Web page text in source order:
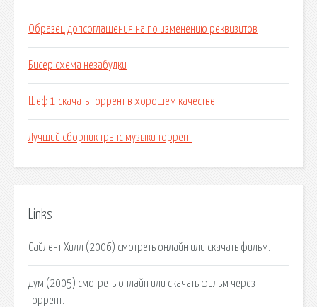
Образец допсоглашения на по изменению реквизитов
Бисер схема незабудки
Шеф 1 скачать торрент в хорошем качестве
Лучший сборник транс музыки торрент
Links
Сайлент Хилл (2006) смотреть онлайн или скачать фильм.
Дум (2005) смотреть онлайн или скачать фильм через
торрент.